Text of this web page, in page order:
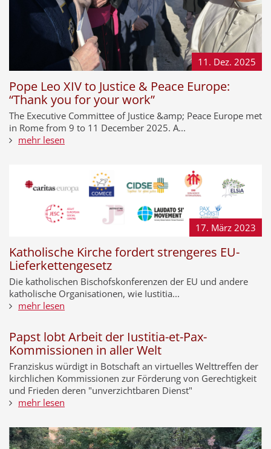
11. Dez. 2025
Pope Leo XIV to Justice & Peace Europe:
“Thank you for your work”
The Executive Committee of Justice &amp; Peace Europe met
in Rome from 9 to 11 December 2025. A...
mehr lesen
17. März 2023
Katholische Kirche fordert strengeres EU-
Lieferkettengesetz
Die katholischen Bischofskonferenzen der EU und andere
katholische Organisationen, wie Iustitia...
mehr lesen
Papst lobt Arbeit der Iustitia-et-Pax-
Kommissionen in aller Welt
Franziskus würdigt in Botschaft an virtuelles Welttreffen der
kirchlichen Kommissionen zur Förderung von Gerechtigkeit
und Frieden deren "unverzichtbaren Dienst"
mehr lesen